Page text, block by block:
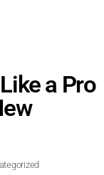
a Pro